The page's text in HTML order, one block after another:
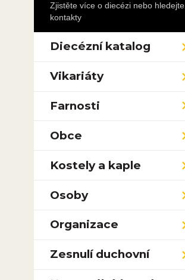
Zjistěte více o diecézi nebo hledejte
kontakty
Diecézní katalog
Vikariáty
Farnosti
Obce
Kostely a kaple
Osoby
Organizace
Zesnulí duchovní